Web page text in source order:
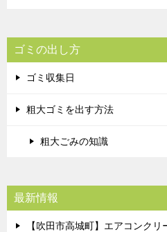
ゴミの出し方
ゴミ収集日
粗大ゴミを出す方法
粗大ごみの知識
最新情報
【吹田市高城町】エアコンク